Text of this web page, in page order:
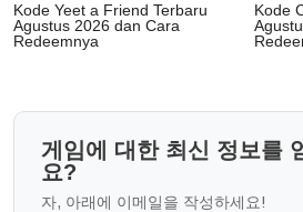
Kode Yeet a Friend Terbaru
Agustus 2026 dan Cara
Redeemnya
Kode
게임에 대한 최신 정보를
요?
자, 아래에 이메일을 작성하세요!